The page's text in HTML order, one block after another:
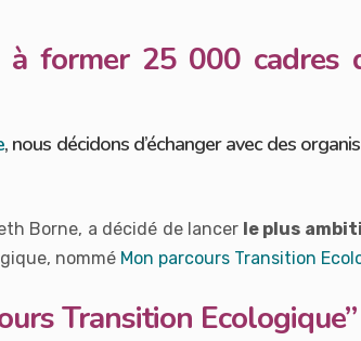
former 25 000
, nous décidons d’échanger avec des
Borne, a décidé de lancer le plus
nommé Mon parcours Transition
Transition